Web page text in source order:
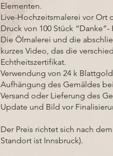
Elementen.
Live-Hochzeitsmalerei vor Ort
Druck von 100 Stück
Die Ölmalerei und die
kurzes Video, das die
Echtheitszertifikat.
Verwendung von 24 k
Aufhängung des Gemäldes
Versand oder Lieferung des
Update und Bild vor
Der Preis richtet sich nach
Standort ist Innsbruck).